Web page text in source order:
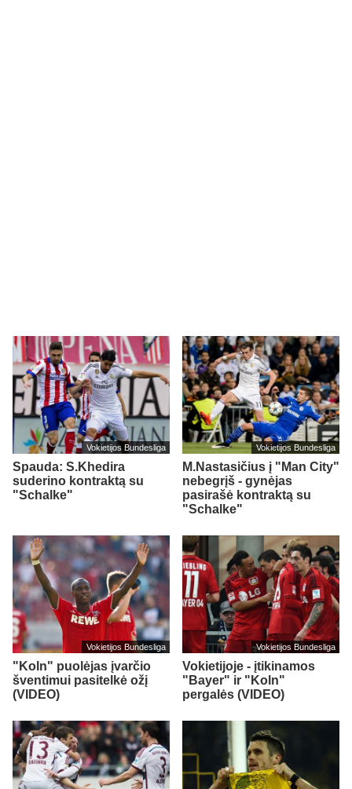
Vokietijos Bundesliga
Spauda: S.Khedira
suderino kontraktą su
"Schalke"
Vokietijos Bundesliga
M.Nastasičius į "Man City"
nebegrįš - gynėjas
pasirašė kontraktą su
"Schalke"
Vokietijos Bundesliga
"Koln" puolėjas įvarčio
šventimui pasitelkė ožį
(VIDEO)
Vokietijos Bundesliga
Vokietijoje - įtikinamos
"Bayer" ir "Koln"
pergalės (VIDEO)